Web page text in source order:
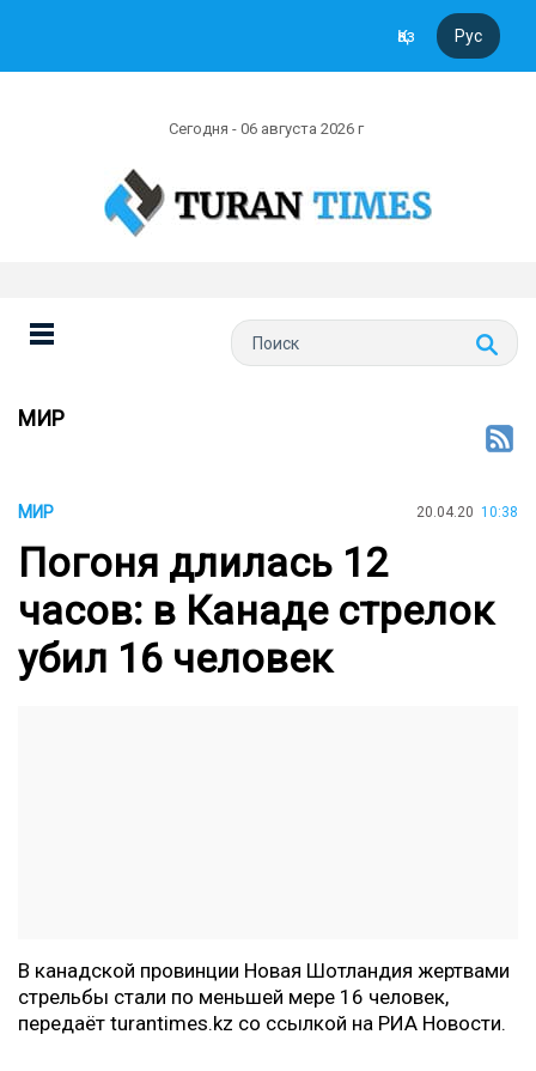
Қаз Рус
Сегодня - 06 августа 2026 г
МИР
МИР 20.04.20 10:38
Погоня длилась 12
часов: в Канаде стрелок
убил 16 человек
В канадской провинции Новая Шотландия жертвами
стрельбы стали по меньшей мере 16 человек,
передаёт turantimes.kz со ссылкой на РИА Новости.